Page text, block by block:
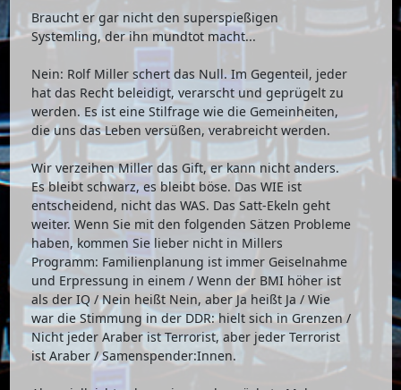
Braucht er gar nicht den superspießigen
Systemling, der ihn mundtot macht...
Nein: Rolf Miller schert das Null. Im Gegenteil, jeder
hat das Recht beleidigt, verarscht und geprügelt zu
werden. Es ist eine Stilfrage wie die Gemeinheiten,
die uns das Leben versüßen, verabreicht werden.
Wir verzeihen Miller das Gift, er kann nicht anders.
Es bleibt schwarz, es bleibt böse. Das WIE ist
entscheidend, nicht das WAS. Das Satt-Ekeln geht
weiter. Wenn Sie mit den folgenden Sätzen Probleme
haben, kommen Sie lieber nicht in Millers
Programm: Familienplanung ist immer Geiselnahme
und Erpressung in einem / Wenn der BMI höher ist
als der IQ / Nein heißt Nein, aber Ja heißt Ja / Wie
war die Stimmung in der DDR: hielt sich in Grenzen /
Nicht jeder Araber ist Terrorist, aber jeder Terrorist
ist Araber / Samenspender:Innen.